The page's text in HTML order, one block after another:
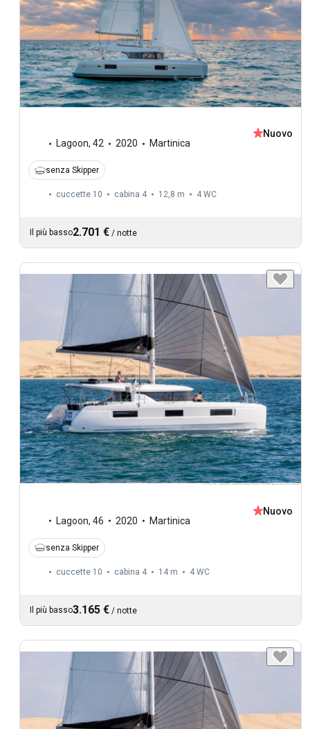
Lagoon, 42 2020 Martinica
Nuovo
senza Skipper
cuccette 10 cabina 4 12,8 m 4 WC
Il più basso2.701 € / notte
Lagoon, 46 2020 Martinica
Nuovo
senza Skipper
cuccette 10 cabina 4 14 m 4 WC
Il più basso3.165 € / notte